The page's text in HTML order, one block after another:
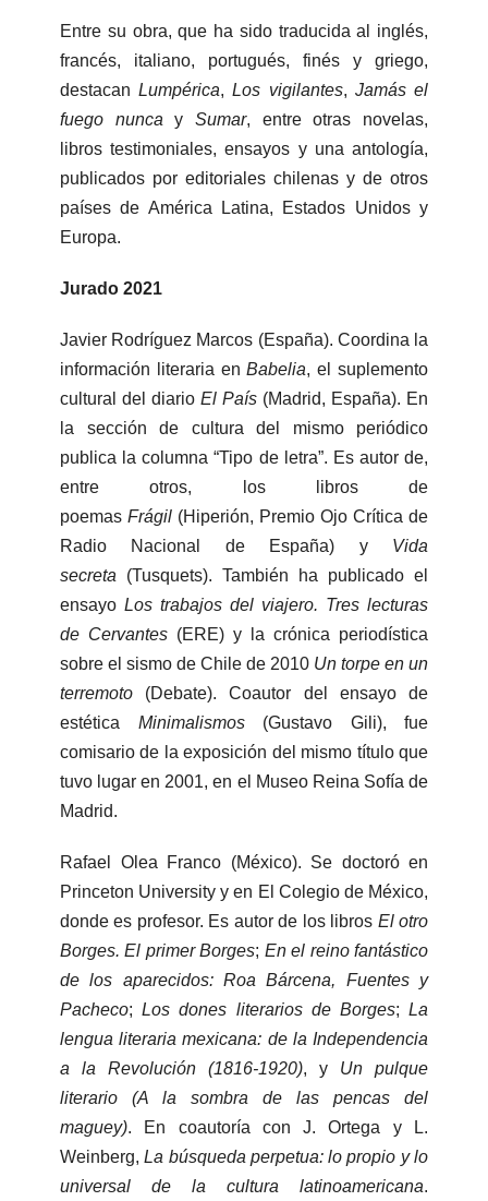
Entre su obra, que ha sido traducida al inglés,
francés, italiano, portugués, finés y griego,
destacanLumpérica,Los vigilantes, Jamás el
fuego nunca ySumar, entre otras novelas,
libros testimoniales, ensayos y una antología,
publicados por editoriales chilenas y de otros
países de América Latina, Estados Unidos y
Europa.
Jurado 2021
Javier Rodríguez Marcos (España). Coordina la
información literaria enBabelia, el suplemento
cultural del diario El País (Madrid, España). En
la sección de cultura del mismo periódico
publica la columna “Tipo de letra”. Es autor de,
entre otros, los libros de
poemas Frágil (Hiperión, Premio Ojo Crítica de
Radio Nacional de España) y Vida
secreta (Tusquets). También ha publicado el
ensayo Los trabajos del viajero. Tres lecturas
de Cervantes (ERE) y la crónica periodística
sobre el sismo de Chile de 2010 Un torpe en un
terremoto (Debate). Coautor del ensayo de
estética Minimalismos(Gustavo Gili), fue
comisario de la exposición del mismo título que
tuvo lugar en 2001, en el Museo Reina Sofía de
Madrid.
Rafael Olea Franco (México). Se doctoró en
Princeton University y en El Colegio de México,
donde es profesor. Es autor de los libros El otro
Borges. El primer Borges; En el reino fantástico
de los aparecidos: Roa Bárcena, Fuentes y
Pacheco;Los dones literarios de Borges;La
lengua literaria mexicana: de la Independencia
a la Revolución (1816-1920), y Un pulque
literario (A la sombra de las pencas del
maguey). En coautoría con J. Ortega y L.
Weinberg,La búsqueda perpetua: lo propio y lo
universal de la cultura latinoamericana.